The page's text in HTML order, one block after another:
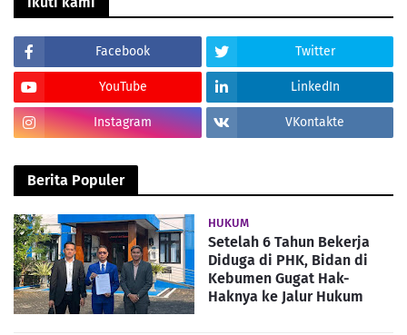
Facebook Twitter
YouTube LinkedIn
Instagram VKontakte
Berita Populer
HUKUM
Setelah 6 Tahun Bekerja
Diduga di PHK, Bidan di
Kebumen Gugat Hak-
Haknya ke Jalur Hukum